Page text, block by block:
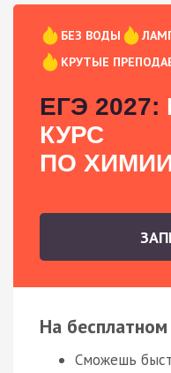
БЕЗ ВОДЫ
КРУТЫЕ
ЕГЭ 2027:
КУРС
ПО
На
Сможешь